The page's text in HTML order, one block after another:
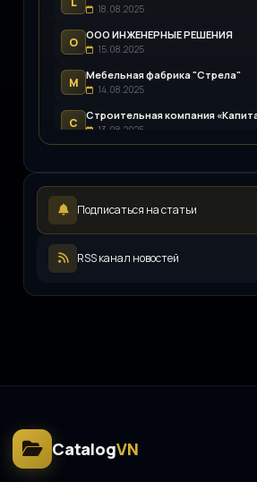
18.08.2025
О
ООО ИНЖЕНЕРНЫЕ РЕШЕНИЯ
15.08.2025
М
Мебельная фабрика "Стрела"
14.08.2025
С
Строительная компания
13.08.2025
L 12.08.2025
Р
Русский инженерный клуб
Подписаться на статьи
RSS канал новостей
CatalogVN